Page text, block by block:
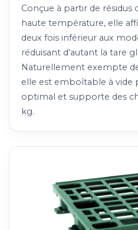
Conçue à partir de résidus
haute température, elle
deux fois inférieur aux
réduisant d'autant la tare
Naturellement exempte
elle est emboîtable à vide
optimal et supporte des
kg.